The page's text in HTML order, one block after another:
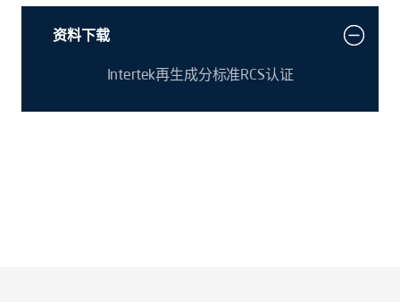
资料下载
Intertek再生成分标准RCS认证